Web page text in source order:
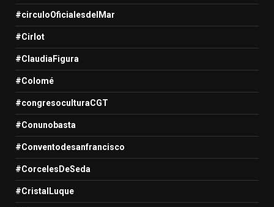
#circuloOficialesdelMar
#Cirlot
#ClaudiaFigura
#Colomé
#congresoculturaCGT
#Conunobasta
#Conventodesanfrancisco
#CorcelesDeSeda
#CristalLuque